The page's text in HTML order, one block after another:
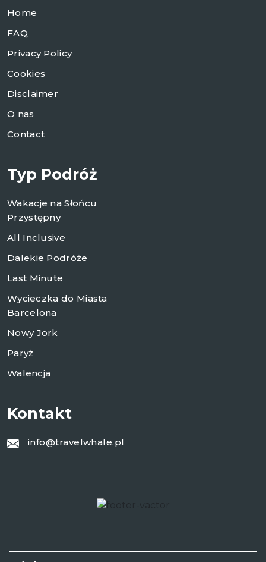
Home
FAQ
Privacy Policy
Cookies
Disclaimer
O nas
Contact
Typ Podróż
Wakacje na Słońcu
Przystępny
All Inclusive
Dalekie Podróże
Last Minute
Wycieczka do Miasta
Barcelona
Nowy Jork
Paryż
Walencja
Kontakt
info@travelwhale.pl